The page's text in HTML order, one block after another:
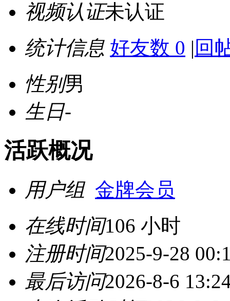
视频认证未认证
统计信息 好友数 0 | 回
性别男
生日-
活跃概况
用户组 金牌会员
在线时间106 小时
注册时间2025-9-28
最后访问2026-8-6